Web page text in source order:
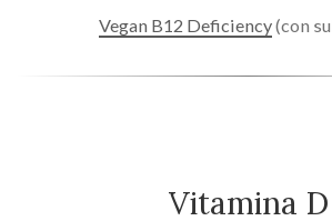
Vegan B12 Deficiency(con
Vitamina D